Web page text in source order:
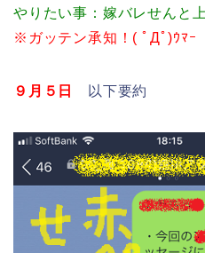
やりたい事：嫁バレせんと
※ガッテン承知！( ﾟДﾟ)ｳﾏｰ
９月５日 以下要約